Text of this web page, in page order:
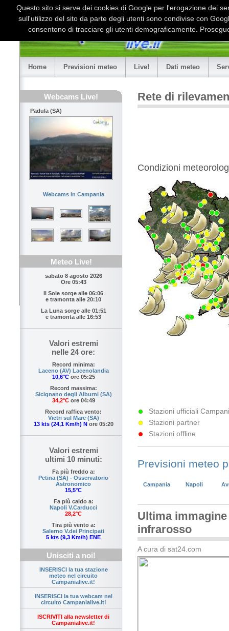
Home Previsioni meteo Live! Dati meteo
Webcams Live!
Padula (SA)
Webcams in Campania
Meteo Live!
sabato 8 agosto 2026
Ore 05:43
Il Sole sorge alle 06:06
e tramonta alle 20:10
La Luna sorge alle 01:51
e tramonta alle 16:53
Valori estremi
nelle 24 ore:
Record minima:
Laceno (AV) Lacenolandia
10,6°Core 05:25
Record massima:
Sicignano degli Alburni (SA)
34,2°Core 04:49
Record raffica vento:
Vietri sul Mare (SA)
13 kts (24,1 Km/h) N ore 05:20
Valori estremi
ultimi 10 minuti:
Fa più freddo a:
Petina (SA) - Osservatorio
Astronomico
15,5°C
Fa più caldo a:
Napoli V.Carducci
28,2°C
Tira più vento a:
Salerno V.dei Principati
5 kts (9,3 Km/h) ENE
Unisciti a noi!
INSERISCI la tua stazione
meteo nel circuito
Campanialive.it!
INSERISCI la tua webcam nel
circuito Campanialive.it!
ISCRIVITI alla newsletter di
Campanialive.it!
Rete di
Condizioni
Stazioni ufficiali
Stazioni partner
Stazioni offline
Previsioni meteo
Campania Napoli
Ultima
infrarosso
A cura di sat24.com
Questo sito si serve dei cookies di Google per l'erogazione dei
sull'utilizzo del sito da parte degli utenti sono condivise con
consentono di tracciare gli utenti demograficamente.